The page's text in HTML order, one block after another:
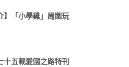
】「小學雞」周圍玩
十五載愛國之路特刊